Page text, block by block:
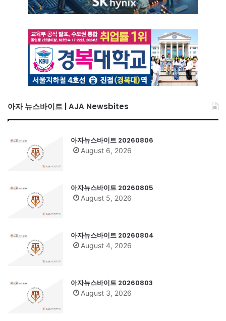
아자 뉴스바이트 | AJA Newsbites
아자뉴스바이트 20260806
August 6, 2026
아자뉴스바이트 20260805
August 5, 2026
아자뉴스바이트 20260804
August 4, 2026
아자뉴스바이트 20260803
August 3, 2026